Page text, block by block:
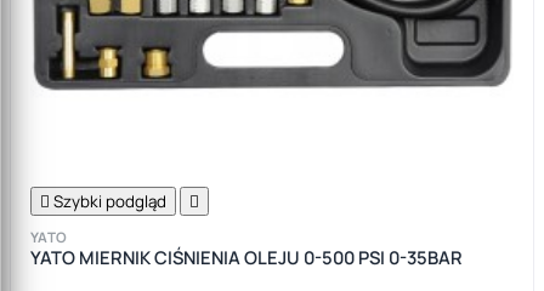
 Szybki podgląd 
YATO
YATO MIERNIK CIŚNIENIA OLEJU 0-500 PSI 0-35BAR